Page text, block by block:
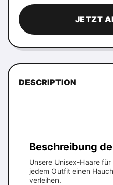
JETZT
DESCRIPTION
Beschreibung
Unsere Unisex-Haare
jedem Outfit einen
verleihen.